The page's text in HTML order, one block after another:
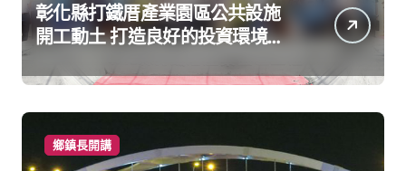
彰化縣打鐵厝產業園區公共設施
開工動土 打造良好的投資環境讓
鄉鎮長開講